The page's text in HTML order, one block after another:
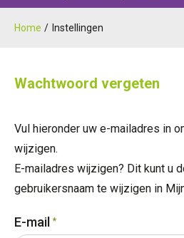
Home Instellingen
Wachtwoord vergeten
Vul hieronder uw e-mailadres in
wijzigen.
E-mailadres wijzigen? Dit kunt u
gebruikersnaam te wijzigen in
E-mail *